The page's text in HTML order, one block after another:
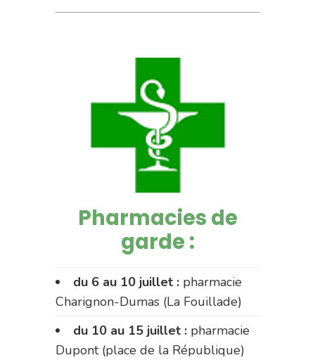
Pharmacies de
garde :
du 6 au 10 juillet : pharmacie
Charignon-Dumas (La Fouillade)
du 10 au 15 juillet : pharmacie
Dupont (place de la République)